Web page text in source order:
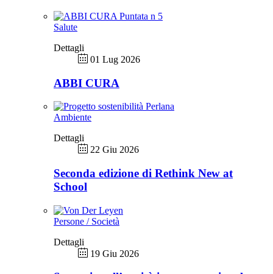
Salute
Dettagli
01 Lug 2026
ABBI CURA
Ambiente
Dettagli
22 Giu 2026
Seconda edizione di Rethink New at
School
Persone / Società
Dettagli
19 Giu 2026